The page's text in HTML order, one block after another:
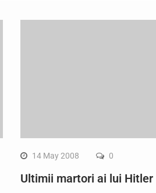
14 May 2008 0
Ultimii martori ai lui Hitler